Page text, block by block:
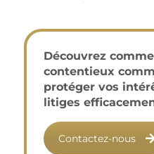
Découvrez
contentieux
protéger vos
litiges
Contactez-nous